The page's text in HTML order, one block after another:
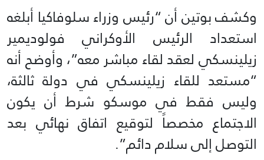
وكشف بوتين أن “رئيس وزراء سلوفاكيا أبلغه
استعداد الرئيس الأوكراني فولوديمير
زيلينسكي لعقد لقاء مباشر معه”، وأوضح أنه
“مستعد للقاء زيلينسكي في دولة ثالثة،
وليس فقط في موسكو شرط أن يكون
الاجتماع مخصصاً لتوقيع اتفاق نهائي بعد
التوصل إلى سلام دائم”.